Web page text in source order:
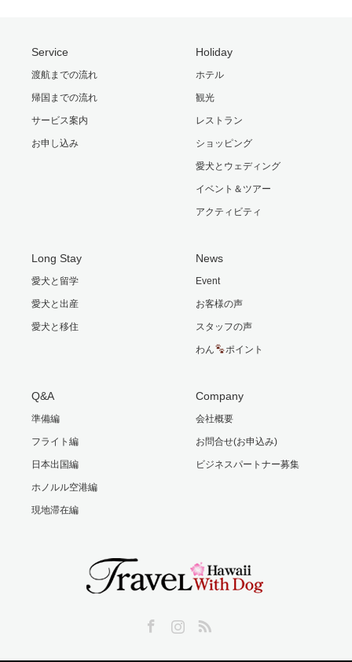
Service
渡航までの流れ
帰国までの流れ
サービス案内
お申し込み
Holiday
ホテル
観光
レストラン
ショッピング
愛犬とウェディング
イベント＆ツアー
アクティビティ
Long Stay
愛犬と留学
愛犬と出産
愛犬と移住
News
Event
お客様の声
スタッフの声
わん ポイント
Q&A
準備編
フライト編
日本出国編
ホノルル空港編
現地滞在編
Company
会社概要
お問合せ(お申込み)
ビジネスパートナー募集